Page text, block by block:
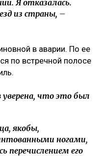
Я отказалась.
из страны, –
в аварии. По ее
по встречной полосе
что это был
якобы,
ногами,
перечислением его